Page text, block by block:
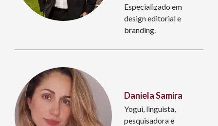
Especializado em
design editorial e
branding.
Daniela Samira
Yogui, linguista,
pesquisadora e